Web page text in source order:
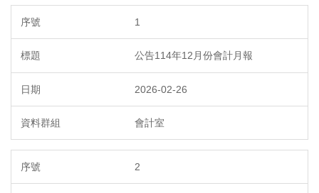
1
公告114年12月份會計月報
2026-02-26
會計室
2